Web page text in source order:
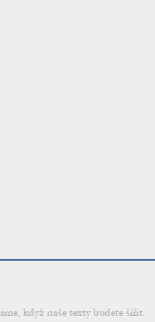
když naše texty budete šířit.